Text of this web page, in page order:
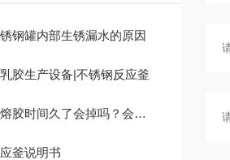
钢罐内部生锈漏水的原因
胶生产设备|不锈钢反应釜
胶时间久了会掉吗？会不粘了吗
釜说明书